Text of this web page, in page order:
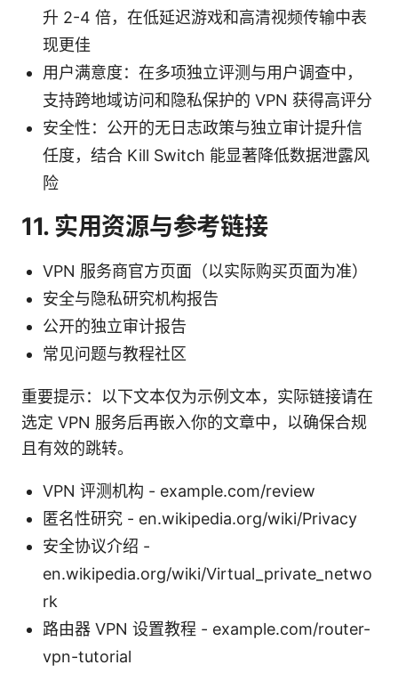
升 2-4 倍，在低延迟游戏和高清视频传输中表
现更佳
用户满意度：在多项独立评测与用户调查中，
支持跨地域访问和隐私保护的 VPN 获得高评分
安全性：公开的无日志政策与独立审计提升信
任度，结合 Kill Switch 能显著降低数据泄露风
险
11. 实用资源与参考链接
VPN 服务商官方页面（以实际购买页面为准）
安全与隐私研究机构报告
公开的独立审计报告
常见问题与教程社区
重要提示：以下文本仅为示例文本，实际链接请在
选定 VPN 服务后再嵌入你的文章中，以确保合规
且有效的跳转。
VPN 评测机构 - example.com/review
匿名性研究 - en.wikipedia.org/wiki/Privacy
安全协议介绍 -
en.wikipedia.org/wiki/Virtual_private_netwo
rk
路由器 VPN 设置教程 - example.com/router-
vpn-tutorial